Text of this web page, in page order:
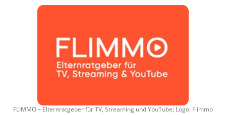
FLIMMO – Elternratgeber für TV, Streaming und YouTube; Logo: Flimmo